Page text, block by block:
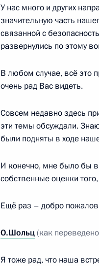
4 марта 2022 года, 18:45
Телефонные
Шольцем
Пресс-конференция по
15 февраля 2022 года, 17:50
Переговоры с
Шольцем
У нас много и других
значительную часть
связанной с
развернулись по этому
В любом случае, всё это
очень рад Вас видеть.
Совсем недавно здесь
эти темы обсуждали.
были подняты в ходе
И конечно, мне было бы в
собственные оценки того,
Ещё раз – добро
О.Шольц(как
Я тоже рад, что наша